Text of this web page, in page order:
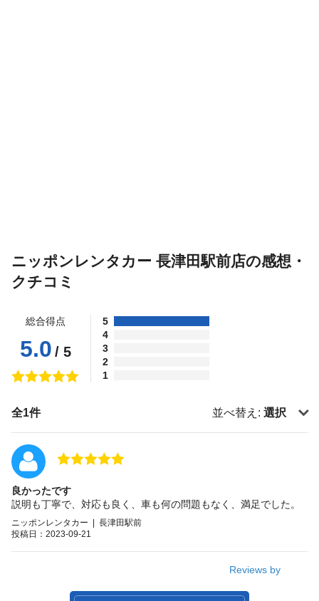
ニッポンレンタカー 長津田駅前店の感想・
クチコミ
総合得点
5.0 / 5
5
4
3
2
1
全1件 並べ替え: 選択
良かったです
説明も丁寧で、対応も良く、車も何の問題もなく、満足でした。
ニッポンレンタカー | 長津田駅前
投稿日：2023-09-21
Reviews by